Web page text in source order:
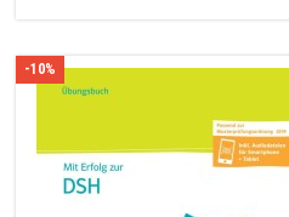
-10%